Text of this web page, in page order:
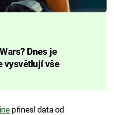
Dnes je
vysvětlují vše
přinesl data od